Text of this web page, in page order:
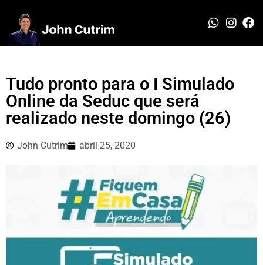
Tudo pronto para o I Simulado
Online da Seduc que será
realizado neste domingo (26)
John Cutrim abril 25, 2020